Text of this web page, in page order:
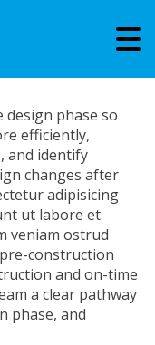
design phase so
efficiently,
and identify
changes after
adipisicing
ut labore et
veniam ostrud
construction
and on-time
a clear pathway
phase, and